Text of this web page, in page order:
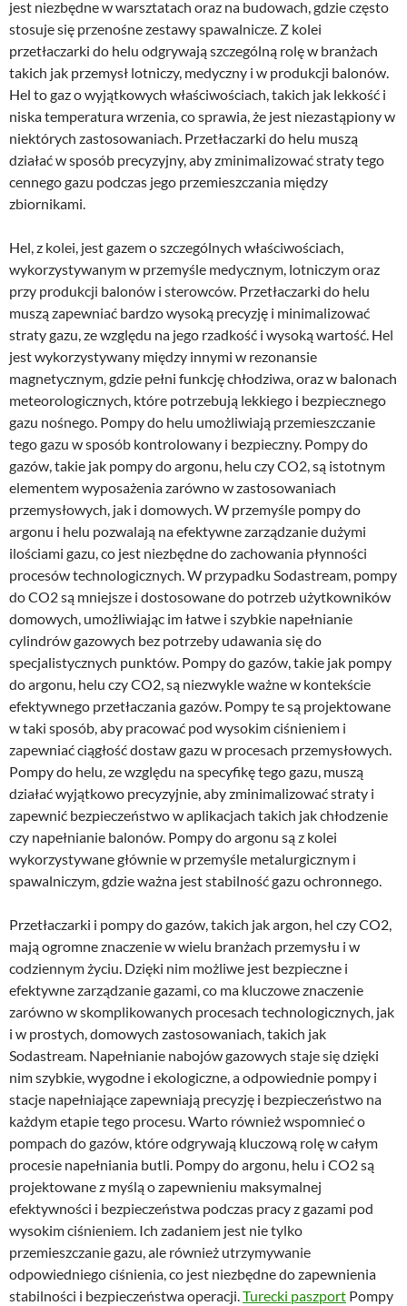
jest niezbędne w warsztatach oraz na budowach, gdzie często
stosuje się przenośne zestawy spawalnicze. Z kolei
przetłaczarki do helu odgrywają szczególną rolę w branżach
takich jak przemysł lotniczy, medyczny i w produkcji balonów.
Hel to gaz o wyjątkowych właściwościach, takich jak lekkość i
niska temperatura wrzenia, co sprawia, że jest niezastąpiony w
niektórych zastosowaniach. Przetłaczarki do helu muszą
działać w sposób precyzyjny, aby zminimalizować straty tego
cennego gazu podczas jego przemieszczania między
zbiornikami.
Hel, z kolei, jest gazem o szczególnych właściwościach,
wykorzystywanym w przemyśle medycznym, lotniczym oraz
przy produkcji balonów i sterowców. Przetłaczarki do helu
muszą zapewniać bardzo wysoką precyzję i minimalizować
straty gazu, ze względu na jego rzadkość i wysoką wartość. Hel
jest wykorzystywany między innymi w rezonansie
magnetycznym, gdzie pełni funkcję chłodziwa, oraz w balonach
meteorologicznych, które potrzebują lekkiego i bezpiecznego
gazu nośnego. Pompy do helu umożliwiają przemieszczanie
tego gazu w sposób kontrolowany i bezpieczny. Pompy do
gazów, takie jak pompy do argonu, helu czy CO2, są istotnym
elementem wyposażenia zarówno w zastosowaniach
przemysłowych, jak i domowych. W przemyśle pompy do
argonu i helu pozwalają na efektywne zarządzanie dużymi
ilościami gazu, co jest niezbędne do zachowania płynności
procesów technologicznych. W przypadku Sodastream, pompy
do CO2 są mniejsze i dostosowane do potrzeb użytkowników
domowych, umożliwiając im łatwe i szybkie napełnianie
cylindrów gazowych bez potrzeby udawania się do
specjalistycznych punktów. Pompy do gazów, takie jak pompy
do argonu, helu czy CO2, są niezwykle ważne w kontekście
efektywnego przetłaczania gazów. Pompy te są projektowane
w taki sposób, aby pracować pod wysokim ciśnieniem i
zapewniać ciągłość dostaw gazu w procesach przemysłowych.
Pompy do helu, ze względu na specyfikę tego gazu, muszą
działać wyjątkowo precyzyjnie, aby zminimalizować straty i
zapewnić bezpieczeństwo w aplikacjach takich jak chłodzenie
czy napełnianie balonów. Pompy do argonu są z kolei
wykorzystywane głównie w przemyśle metalurgicznym i
spawalniczym, gdzie ważna jest stabilność gazu ochronnego.
Przetłaczarki i pompy do gazów, takich jak argon, hel czy CO2,
mają ogromne znaczenie w wielu branżach przemysłu i w
codziennym życiu. Dzięki nim możliwe jest bezpieczne i
efektywne zarządzanie gazami, co ma kluczowe znaczenie
zarówno w skomplikowanych procesach technologicznych, jak
i w prostych, domowych zastosowaniach, takich jak
Sodastream. Napełnianie nabojów gazowych staje się dzięki
nim szybkie, wygodne i ekologiczne, a odpowiednie pompy i
stacje napełniające zapewniają precyzję i bezpieczeństwo na
każdym etapie tego procesu. Warto również wspomnieć o
pompach do gazów, które odgrywają kluczową rolę w całym
procesie napełniania butli. Pompy do argonu, helu i CO2 są
projektowane z myślą o zapewnieniu maksymalnej
efektywności i bezpieczeństwa podczas pracy z gazami pod
wysokim ciśnieniem. Ich zadaniem jest nie tylko
przemieszczanie gazu, ale również utrzymywanie
odpowiedniego ciśnienia, co jest niezbędne do zapewnienia
stabilności i bezpieczeństwa operacji.Turecki paszport Pompy